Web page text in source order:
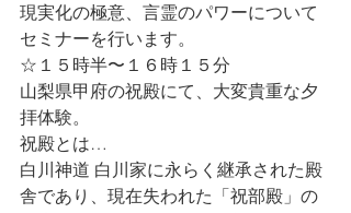
現実化の極意、言霊のパワーについて
セミナーを行います。
☆１５時半〜１６時１５分
山梨県甲府の祝殿にて、大変貴重な夕
拝体験。
祝殿とは…
白川神道 白川家に永らく継承された殿
舎であり、現在失われた「祝部殿」の